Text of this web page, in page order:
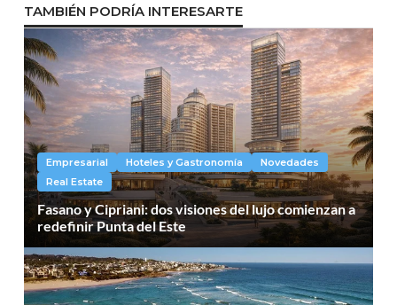
TAMBIÉN PODRÍA INTERESARTE
Empresarial Hoteles y Gastronomía
Novedades
Real Estate
Fasano y Cipriani: dos visiones del lujo comienzan a
redefinir Punta del Este